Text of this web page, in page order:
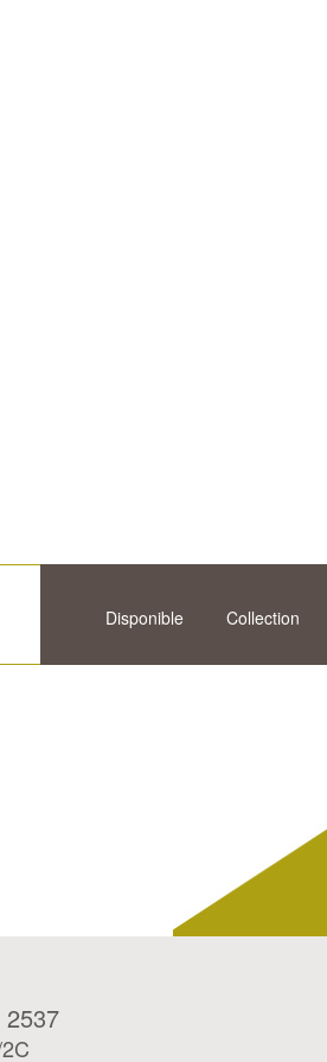
Disponible Collection
2537